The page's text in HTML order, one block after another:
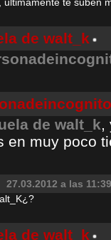
de walt_k
de walt_k,
en muy poco
27.03.2012 a las 11:39
de walt_k